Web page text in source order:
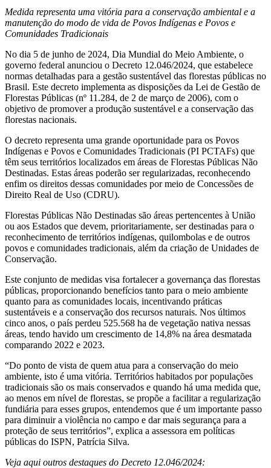
Medida representa uma vitória para a conservação ambiental e a
manutenção do modo de vida de Povos Indígenas e Povos e
Comunidades Tradicionais
No dia 5 de junho de 2024, Dia Mundial do Meio Ambiente, o
governo federal anunciou o Decreto 12.046/2024, que estabelece
normas detalhadas para a gestão sustentável das florestas públicas no
Brasil. Este decreto implementa as disposições da Lei de Gestão de
Florestas Públicas (nº 11.284, de 2 de março de 2006), com o
objetivo de promover a produção sustentável e a conservação das
florestas nacionais.
O decreto representa uma grande oportunidade para os Povos
Indígenas e Povos e Comunidades Tradicionais (PI PCTAFs) que
têm seus territórios localizados em áreas de Florestas Públicas Não
Destinadas. Estas áreas poderão ser regularizadas, reconhecendo
enfim os direitos dessas comunidades por meio de Concessões de
Direito Real de Uso (CDRU).
Florestas Públicas Não Destinadas são áreas pertencentes à União
ou aos Estados que devem, prioritariamente, ser destinadas para o
reconhecimento de territórios indígenas, quilombolas e de outros
povos e comunidades tradicionais, além da criação de Unidades de
Conservação.
Este conjunto de medidas visa fortalecer a governança das florestas
públicas, proporcionando benefícios tanto para o meio ambiente
quanto para as comunidades locais, incentivando práticas
sustentáveis e a conservação dos recursos naturais. Nos últimos
cinco anos, o país perdeu 525.568 ha de vegetação nativa nessas
áreas, tendo havido um crescimento de 14,8% na área desmatada
comparando 2022 e 2023.
“Do ponto de vista de quem atua para a conservação do meio
ambiente, isto é uma vitória. Territórios habitados por populações
tradicionais são os mais conservados e quando há uma medida que,
ao menos em nível de florestas, se propõe a facilitar a regularização
fundiária para esses grupos, entendemos que é um importante passo
para diminuir a violência no campo e dar mais segurança para a
proteção de seus territórios”, explica a assessora em políticas
públicas do ISPN, Patrícia Silva.
Veja aqui outros destaques do Decreto 12.046/2024: